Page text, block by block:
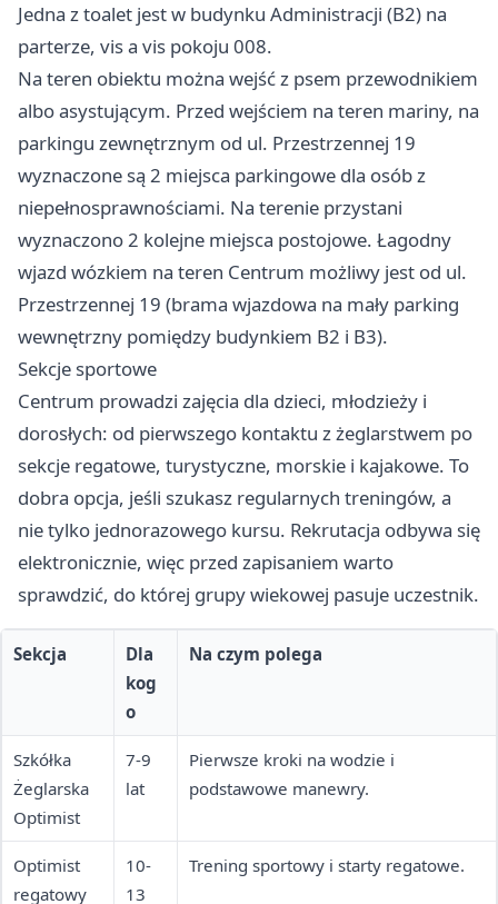
Jedna z toalet jest w budynku Administracji (B2) na
parterze, vis a vis pokoju 008.
Na teren obiektu można wejść z psem przewodnikiem
albo asystującym. Przed wejściem na teren mariny, na
parkingu zewnętrznym od ul. Przestrzennej 19
wyznaczone są 2 miejsca parkingowe dla osób z
niepełnosprawnościami. Na terenie przystani
wyznaczono 2 kolejne miejsca postojowe. Łagodny
wjazd wózkiem na teren Centrum możliwy jest od ul.
Przestrzennej 19 (brama wjazdowa na mały parking
wewnętrzny pomiędzy budynkiem B2 i B3).
Sekcje sportowe
Centrum prowadzi zajęcia dla dzieci, młodzieży i
dorosłych: od pierwszego kontaktu z żeglarstwem po
sekcje regatowe, turystyczne, morskie i kajakowe. To
dobra opcja, jeśli szukasz regularnych treningów, a
nie tylko jednorazowego kursu. Rekrutacja odbywa się
elektronicznie, więc przed zapisaniem warto
sprawdzić, do której grupy wiekowej pasuje uczestnik.
Sekcja
Dla
kog
o
Na czym polega
Szkółka
Żeglarska
Optimist
7-9
lat
Pierwsze kroki na wodzie i
podstawowe manewry.
Optimist
regatowy
10-
13
Trening sportowy i starty regatowe.